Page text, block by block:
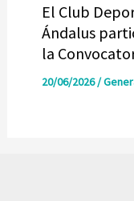
El Club
Ándalus
la
20/06/2026/